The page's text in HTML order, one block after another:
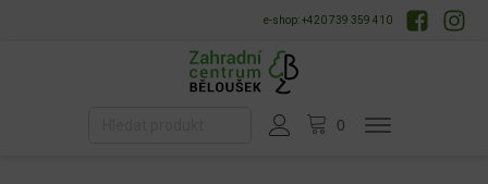
e-shop: +420 739 359 410